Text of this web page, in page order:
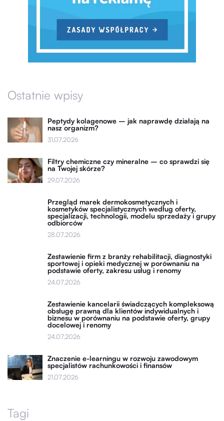
Ostatnie wpisy
Peptydy kolagenowe – jak naprawdę działają na
nasz organizm?
31.07.2026
Filtry chemiczne czy mineralne – co sprawdzi się
na Twojej skórze?
29.07.2026
Przegląd marek dermokosmetycznych i
kosmetyków specjalistycznych według oferty,
specjalizacji, technologii, modelu sprzedaży i grupy
odbiorców
28.07.2026
Zestawienie firm z branży rehabilitacji, diagnostyki
sportowej i opieki medycznej w porównaniu na
podstawie oferty, zakresu usług i renomy
24.07.2026
Zestawienie kancelarii świadczących kompleksową
obsługę prawną dla klientów indywidualnych i
biznesu w porównaniu na podstawie oferty, grupy
docelowej i renomy
24.07.2026
Znaczenie e-learningu w rozwoju zawodowym
specjalistów rachunkowości i finansów
21.07.2026
Tagi